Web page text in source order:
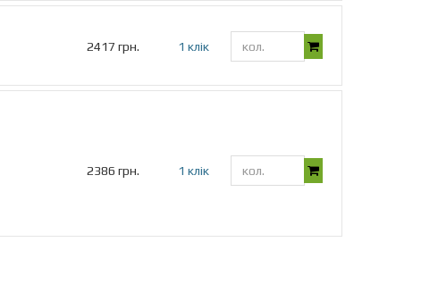
2417 грн. 1 клік
2386 грн. 1 клік